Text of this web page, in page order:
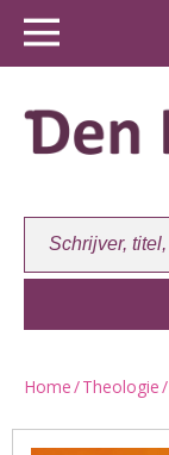
Home/Theologie/